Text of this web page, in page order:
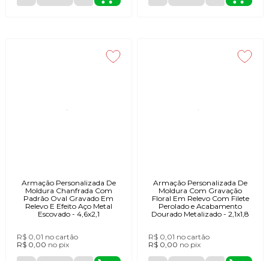
Armação Personalizada De
Moldura Chanfrada Com
Padrão Oval Gravado Em
Relevo E Efeito Aço Metal
Escovado - 4,6x2,1
R$ 0,01 no cartão
R$ 0,00 no pix
Armação Personalizada De
Moldura Com Gravação
Floral Em Relevo Com Filete
Perolado e Acabamento
Dourado Metalizado - 2,1x1,8
R$ 0,01 no cartão
R$ 0,00 no pix